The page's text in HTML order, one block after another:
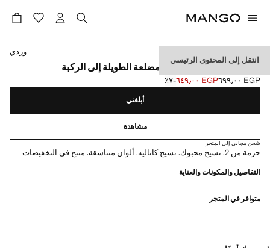
انتقل إلى المحتوى الرئيسي
علبة تضم 2 من الجوارب المضلعة الطويلة إلى الركبة
السعر الأول محذوف [EGP ٦٩٩٫٠٠ ]
EGP ٦٩٩٫٠٠
السعر الحالي [EGP ٦٤٩٫٠٠ ]EGP ٦٤٩٫٠٠ ؜-٧٪؜
حدد اللون
وردي
أبلغني
مشاهدة
شحن مجاني إلى المتجر
حزمة من 2. نسيج محبوك. نسيج كاناليه. ألوان متناسقة. منتج في التخفيضات
التفاصيل والمكونات والعناية
متوافر في المتجر